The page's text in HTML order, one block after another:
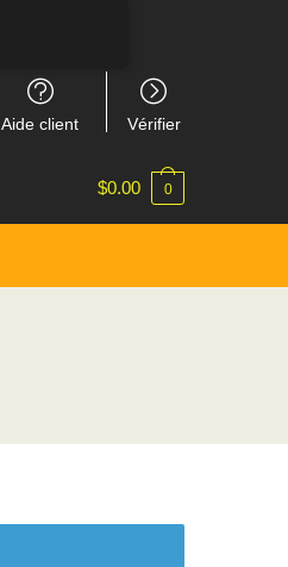
Aide client Vérifier
$0.00 0